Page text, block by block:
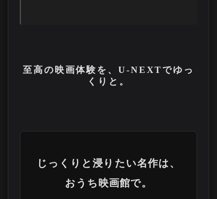
至高の映画体験を、U-NEXTでゆっ
くりと。
じっくりと浸りたい名作は、
おうち映画館で。